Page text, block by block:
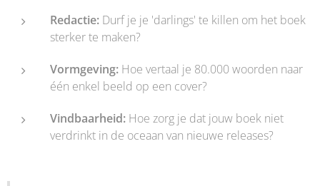
Redactie: Durf je je 'darlings' te killen om het boek
sterker te maken?
Vormgeving: Hoe vertaal je 80.000 woorden naar
één enkel beeld op een cover?
Vindbaarheid: Hoe zorg je dat jouw boek niet
verdrinkt in de oceaan van nieuwe releases?